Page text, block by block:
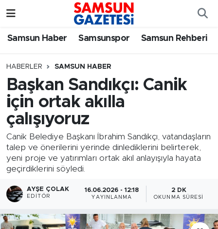
Samsun Haber Samsunspor Samsun Rehberi
HABERLER SAMSUN HABER
Başkan Sandıkçı: Canik
için ortak akılla
çalışıyoruz
Canik Belediye Başkanı İbrahim Sandıkçı, vatandaşların
talep ve önerilerini yerinde dinlediklerini belirterek,
yeni proje ve yatırımları ortak akıl anlayışıyla hayata
geçirdiklerini söyledi.
AYŞE ÇOLAK
EDITÖR
16.06.2026 - 12:18
YAYINLANMA
2 DK
OKUNMA SÜRESI
Samsun Haber
Samsun Rehberi
Resmi İlanlar
Samsun Nöbetçi Eczaneler
SAMSUN Namaz Vakitleri
Samsun Trafik Yoğunluk Haritası
Süper Lig Puan Durumu ve Fikstür
Tüm Manşetler
Son Dakika Haberleri